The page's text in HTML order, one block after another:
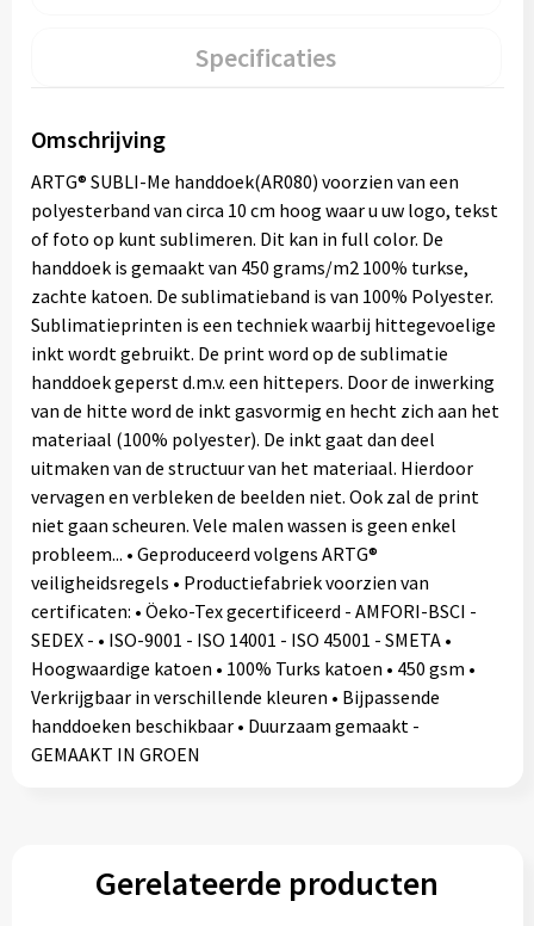
Specificaties
Omschrijving
ARTG® SUBLI-Me handdoek(AR080) voorzien van een
polyesterband van circa 10 cm hoog waar u uw logo, tekst
of foto op kunt sublimeren. Dit kan in full color. De
handdoek is gemaakt van 450 grams/m2 100% turkse,
zachte katoen. De sublimatieband is van 100% Polyester.
Sublimatieprinten is een techniek waarbij hittegevoelige
inkt wordt gebruikt. De print word op de sublimatie
handdoek geperst d.m.v. een hittepers. Door de inwerking
van de hitte word de inkt gasvormig en hecht zich aan het
materiaal (100% polyester). De inkt gaat dan deel
uitmaken van de structuur van het materiaal. Hierdoor
vervagen en verbleken de beelden niet. Ook zal de print
niet gaan scheuren. Vele malen wassen is geen enkel
probleem... • Geproduceerd volgens ARTG®
veiligheidsregels • Productiefabriek voorzien van
certificaten: • Öeko-Tex gecertificeerd - AMFORI-BSCI -
SEDEX - • ISO-9001 - ISO 14001 - ISO 45001 - SMETA •
Hoogwaardige katoen • 100% Turks katoen • 450 gsm •
Verkrijgbaar in verschillende kleuren • Bijpassende
handdoeken beschikbaar • Duurzaam gemaakt -
GEMAAKT IN GROEN
Gerelateerde producten